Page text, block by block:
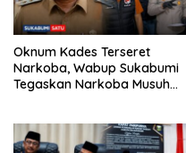
Oknum Kades Terseret
Narkoba, Wabup Sukabumi
Tegaskan Narkoba Musuh